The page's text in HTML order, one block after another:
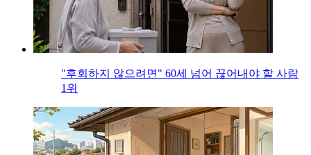
"후회하지 않으려면" 60세 넘어 끊어내야 할 사람
1위